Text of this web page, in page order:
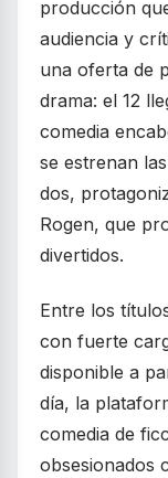
producción
audiencia y
una oferta de
drama: el 12
comedia
se estrenan
dos,
Rogen, que
divertidos.
Entre los
con fuerte
disponible a
día, la
comedia de
obsesionados